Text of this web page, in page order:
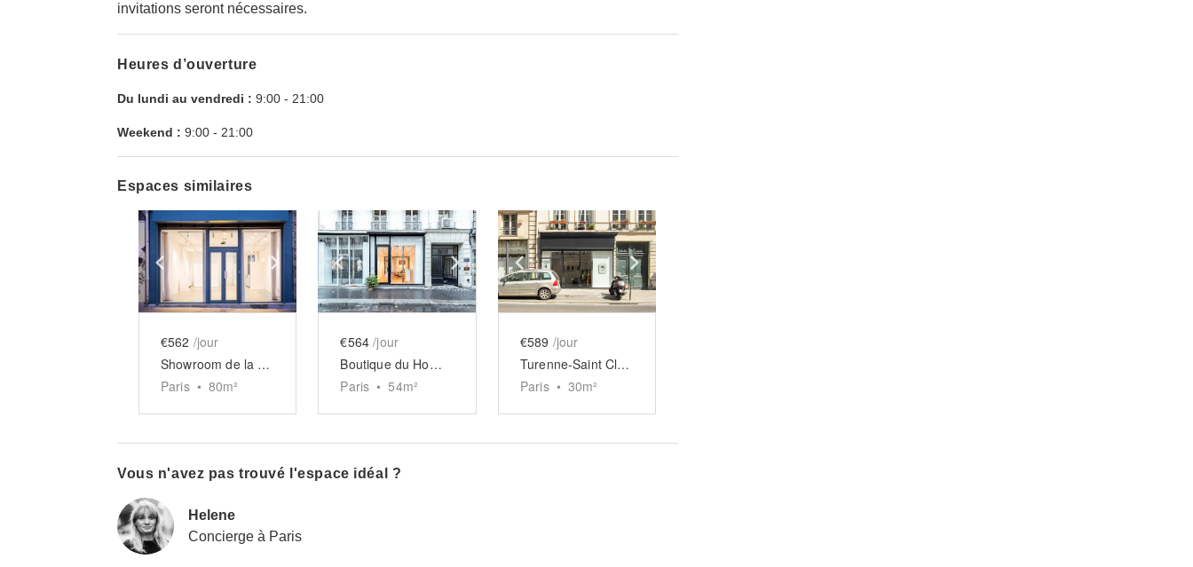
invitations seront nécessaires.
Heures d’ouverture
Du lundi au vendredi : 9:00 - 21:00
Weekend : 9:00 - 21:00
Espaces similaires
Show previous slideShow next slide
€562 /jour
Showroom de la Folie-Méricourt
Paris • 80m²
Show previous slideShow next slide
€564 /jour
Boutique du Homa Village
Paris • 54m²
Show previous slideShow next slide
€589 /jour
Turenne-Saint Claude
Paris • 30m²
Vous n'avez pas trouvé l'espace idéal ?
Helene
Concierge à Paris